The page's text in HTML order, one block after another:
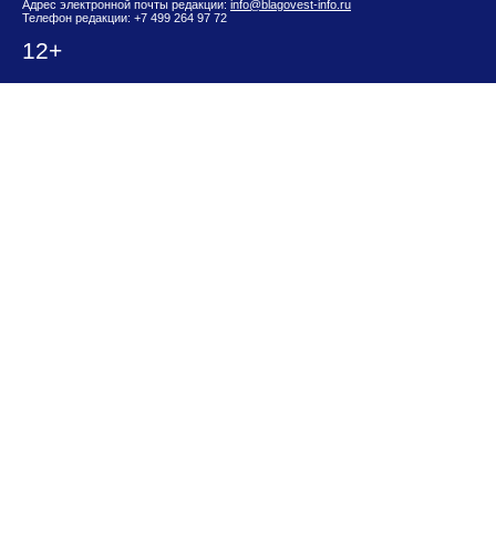
Адрес электронной почты редакции: info@blagovest-info.ru
Телефон редакции: +7 499 264 97 72
12+